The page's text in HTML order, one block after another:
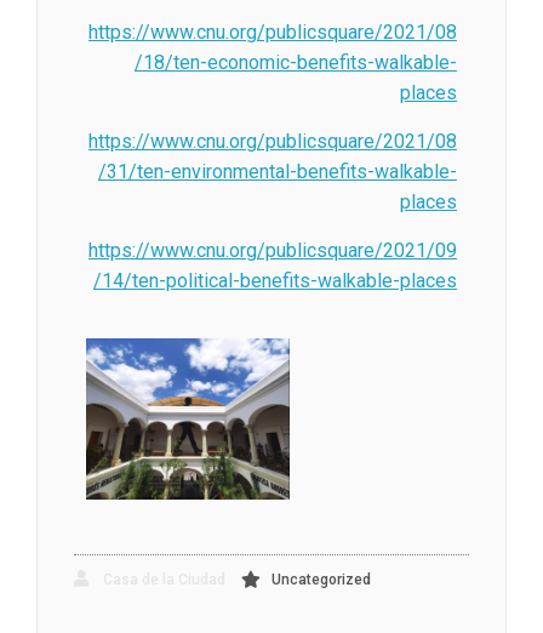
https://www.cnu.org/publicsquare/2021/08
/18/ten-economic-benefits-walkable-
places
https://www.cnu.org/publicsquare/2021/08
/31/ten-environmental-benefits-walkable-
places
https://www.cnu.org/publicsquare/2021/09
/14/ten-political-benefits-walkable-places
Uncategorized